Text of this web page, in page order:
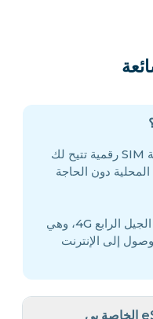
شريحة eSIM لأوكرانيا هي شريحة SIM رقمية تتيح لك
دون الحاجة
توفر بيانات عالية السرعة، وتدعم الجيل الرابع 4G، وهي
إلى الإنترنت
كيف أقوم بتثبيت شريحة eSIM الخاصة بي